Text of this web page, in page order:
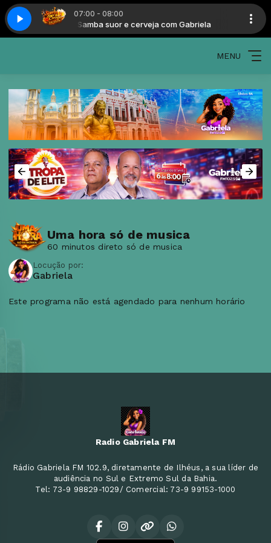
07:00 - 08:00
Gabriela Samba suor e cerveja com Gabriela
MENU
Uma hora só de musica
60 minutos direto só de musica
Locução por:
Gabriela
Este programa não está agendado para nenhum horário
Radio Gabriela FM
Rádio Gabriela FM 102.9, diretamente de Ilhéus, a sua líder de
audiência no Sul e Extremo Sul da Bahia.
Tel: 73-9 98829-1029/ Comercial: 73-9 99153-1000